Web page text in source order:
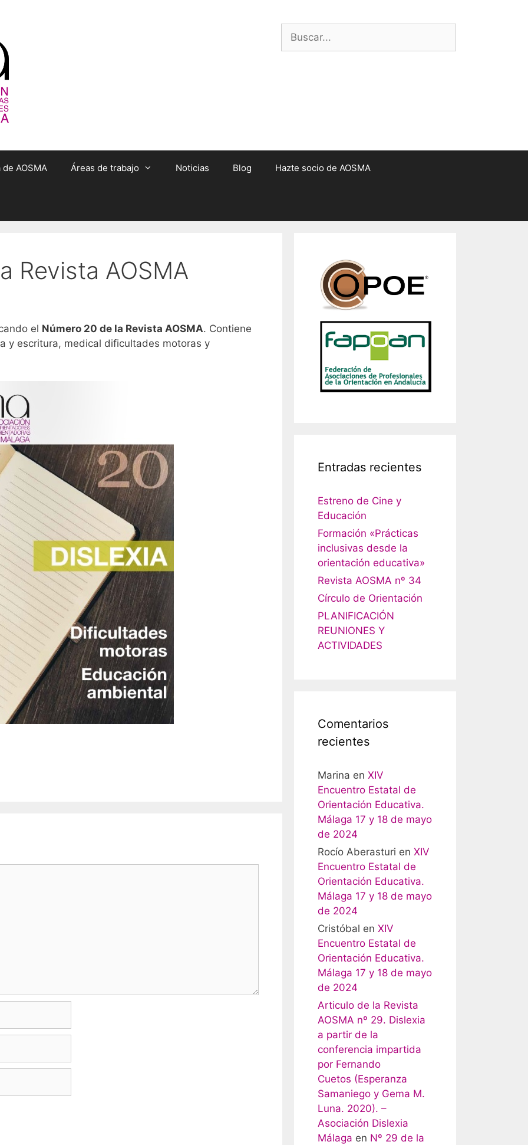
Buscar:
AOSMA Áreas de trabajo Noticias Blog Hazte socio de AOSMA
Revista AOSMA
el Número 20 de la Revista AOSMA. Contiene
y escritura, medical dificultades motoras y
Entradas recientes
Estreno de Cine y
Educación
Formación «Prácticas
inclusivas desde la
orientación educativa»
Revista AOSMA nº 34
Círculo de Orientación
PLANIFICACIÓN
REUNIONES Y
ACTIVIDADES
Comentarios
recientes
Marina en XIV
Encuentro Estatal de
Orientación Educativa.
Málaga 17 y 18 de mayo
de 2024
Rocío Aberasturi en XIV
Encuentro Estatal de
Orientación Educativa.
Málaga 17 y 18 de mayo
de 2024
Cristóbal en XIV
Encuentro Estatal de
Orientación Educativa.
Málaga 17 y 18 de mayo
de 2024
Articulo de la Revista
AOSMA nº 29. Dislexia
a partir de la
conferencia impartida
por Fernando
Cuetos (Esperanza
Samaniego y Gema M.
Luna. 2020). –
Asociación Dislexia
Málaga en Nº 29 de la